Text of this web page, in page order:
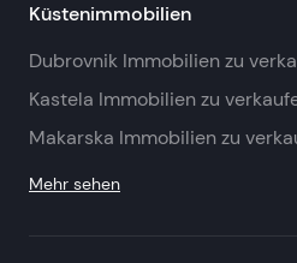
Küstenimmobilien
Dubrovnik Immobilien zu
Kastela Immobilien zu
Makarska Immobilien zu
Mehr sehen